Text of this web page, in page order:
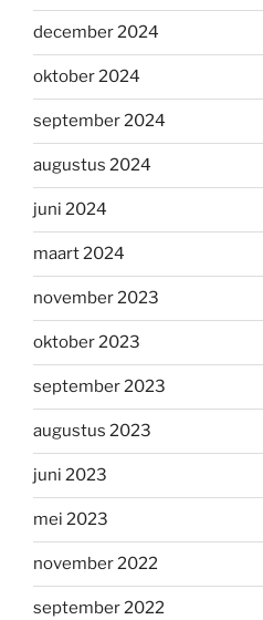
december 2024
oktober 2024
september 2024
augustus 2024
juni 2024
maart 2024
november 2023
oktober 2023
september 2023
augustus 2023
juni 2023
mei 2023
november 2022
september 2022